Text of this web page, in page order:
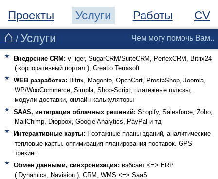
Проекты Услуги Работы CV
/ Услуги Чем могу помочь Вам..
Внедрение CRM:
( корпоративный портал ), Creatio Terrasoft
WEB-разработка:
WP/WooCommerce, Simpla, Shop-Script, платежные шлюзы,
модули доставки, онлайн-калькуляторы
SAAS, интеграция облачных решений:
MailChimp, Dropbox, Google Analytics, PayPal и тд
Интерактивные карты:
тепловые карты, оптимизация планирования поставок, GPS-
трекинг.
Обмен данными, синхронизация: вэбсайт <=> ERP
( Dynamics, Navision ), CRM, WMS <=> SaaS